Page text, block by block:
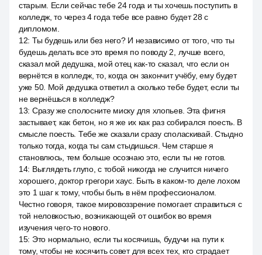
старым. Если сейчас тебе 24 года и ты хочешь поступить в
колледж, то через 4 года тебе все равно будет 28 с
дипломом.
12: Ты будешь или без него? И независимо от того, что ты
будешь делать все это время по поводу 2, лучше всего,
сказал мой дедушка, мой отец как-то сказал, что если он
вернётся в колледж, то, когда он закончит учёбу, ему будет
уже 50. Мой дедушка ответил а сколько тебе будет, если ты
не вернёшься в колледж?
13: Сразу же сполосните миску для хлопьев. Эта фигня
застывает, как бетон, но я же их как раз собирался поесть. В
смысле поесть. Тебе же сказали сразу споласкивай. Стыдно
только тогда, когда ты сам стыдишься. Чем старше я
становлюсь, тем больше осознаю это, если ты не готов.
14: Выглядеть глупо, с тобой никогда не случится ничего
хорошего, доктор грегори хаус. Быть в каком-то деле лохом
это 1 шаг к тому, чтобы быть в нём профессионалом.
Честно говоря, такое мировоззрение помогает справиться с
той неловкостью, возникающей от ошибок во время
изучения чего-то нового.
15: Это нормально, если ты косячишь, будучи на пути к
тому, чтобы не косячить совет для всех тех, кто страдает